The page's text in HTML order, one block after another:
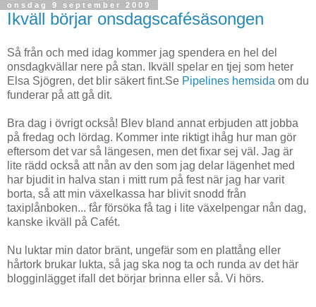
onsdag 9 september 2009
Ikväll börjar onsdagscafésäsongen
Så från och med idag kommer jag spendera en hel del
onsdagkvällar nere på stan. Ikväll spelar en tjej som heter
Elsa Sjögren, det blir säkert fint.Se Pipelines hemsida om du
funderar på att gå dit.
Bra dag i övrigt också! Blev bland annat erbjuden att jobba
på fredag och lördag. Kommer inte riktigt ihåg hur man gör
eftersom det var så längesen, men det fixar sej väl. Jag är
lite rädd också att nån av den som jag delar lägenhet med
har bjudit in halva stan i mitt rum på fest när jag har varit
borta, så att min växelkassa har blivit snodd från
taxiplånboken... får försöka få tag i lite växelpengar nån dag,
kanske ikväll på Cafét.
Nu luktar min dator bränt, ungefär som en plattång eller
hårtork brukar lukta, så jag ska nog ta och runda av det här
blogginlägget ifall det börjar brinna eller så. Vi hörs.